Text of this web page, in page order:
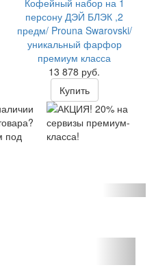
Кофейный набор на 1
персону ДЭЙ БЛЭК ,2
предм/ Prouna Swarovski/
уникальный фарфор
премиум класса
13 878 руб.
Купить
под
АКЦИЯ! 20% на
сервизы премиум-
класса!